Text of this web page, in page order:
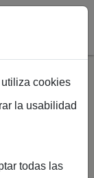
cookies
la usabilidad
todas las